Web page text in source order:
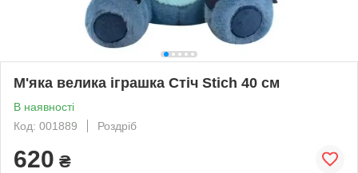
М'яка велика іграшка Стіч Stich 40 см
В наявності
Код: 001889
Роздріб
620 ₴